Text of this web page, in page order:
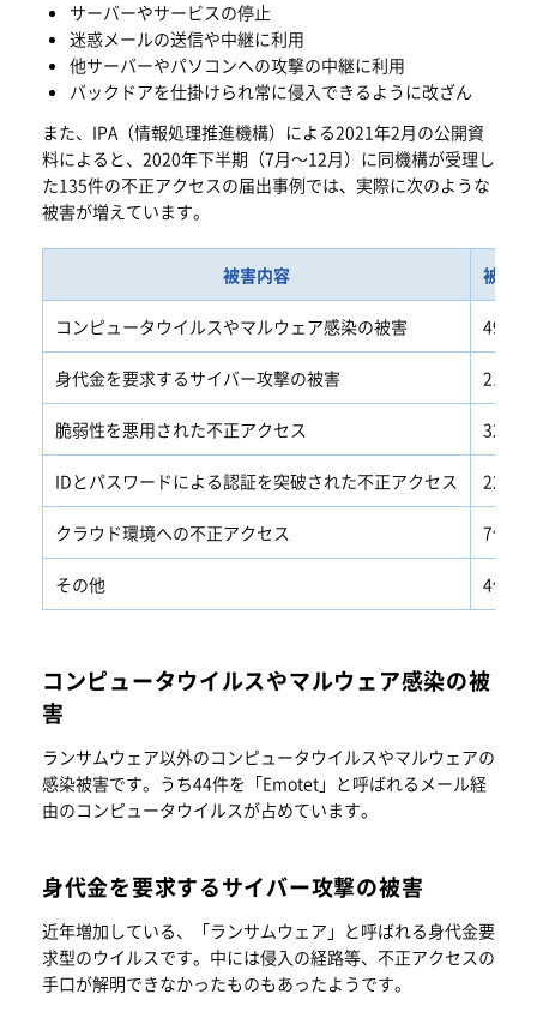
サーバーやサービスの停止
迷惑メールの送信や中継に利用
他サーバーやパソコンへの攻撃の中継に利用
バックドアを仕掛けられ常に侵入できるように改ざん
また、IPA（情報処理推進機構）による2021年2月の公開資
料によると、2020年下半期（7月～12月）に同機構が受理し
た135件の不正アクセスの届出事例では、実際に次のような
被害が増えています。
被害内容 被害
コンピュータウイルスやマルウェア感染の被害 49件
身代金を要求するサイバー攻撃の被害 21件
脆弱性を悪用された不正アクセス 32件
IDとパスワードによる認証を突破された不正アクセス 22件
クラウド環境への不正アクセス 7件
その他 4件
コンピュータウイルスやマルウェア感染の被
害
ランサムウェア以外のコンピュータウイルスやマルウェアの
感染被害です。うち44件を「Emotet」と呼ばれるメール経
由のコンピュータウイルスが占めています。
身代金を要求するサイバー攻撃の被害
近年増加している、「ランサムウェア」と呼ばれる身代金要
求型のウイルスです。中には侵入の経路等、不正アクセスの
手口が解明できなかったものもあったようです。